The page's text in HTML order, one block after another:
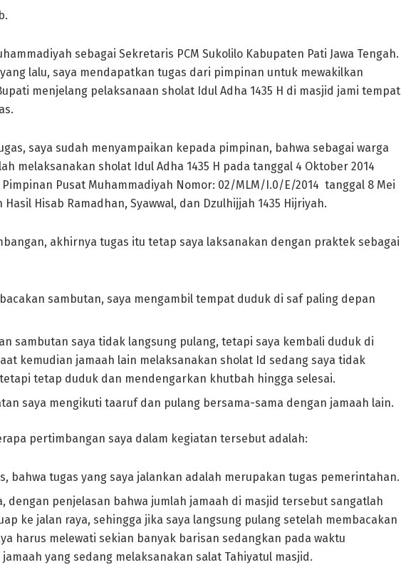
sebagai Sekretaris PCM Sukolilo Kabupaten Pati Jawa Tengah.
lalu, saya mendapatkan tugas dari pimpinan untuk mewakilkan
menjelang pelaksanaan sholat Idul Adha 1435 H di masjid jami tempat
saya sudah menyampaikan kepada pimpinan, bahwa sebagai warga
melaksanakan sholat Idul Adha 1435 H pada tanggal 4 Oktober 2014
Pusat Muhammadiyah Nomor: 02/MLM/I.0/E/2014 tanggal 8 Mei
Hisab Ramadhan, Syawwal, dan Dzulhijjah 1435 Hijriyah.
akhirnya tugas itu tetap saya laksanakan dengan praktek sebagai
sambutan, saya mengambil tempat duduk di saf paling depan
sambutan saya tidak langsung pulang, tetapi saya kembali duduk di
kemudian jamaah lain melaksanakan sholat Id sedang saya tidak
tetap duduk dan mendengarkan khutbah hingga selesai.
saya mengikuti taaruf dan pulang bersama-sama dengan jamaah lain.
pertimbangan saya dalam kegiatan tersebut adalah:
bahwa tugas yang saya jalankan adalah merupakan tugas pemerintahan.
dengan penjelasan bahwa jumlah jamaah di masjid tersebut sangatlah
ke jalan raya, sehingga jika saya langsung pulang setelah membacakan
harus melewati sekian banyak barisan sedangkan pada waktu
yang sedang melaksanakan salat Tahiyatul masjid.